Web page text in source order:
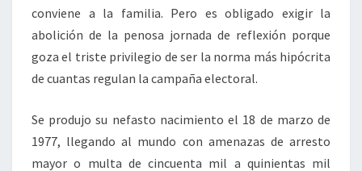
conviene a la familia. Pero es obligado exigir la
abolición de la penosa jornada de reflexión porque
goza el triste privilegio de ser la norma más hipócrita
de cuantas regulan la campaña electoral.
Se produjo su nefasto nacimiento el 18 de marzo de
1977, llegando al mundo con amenazas de arresto
mayor o multa de cincuenta mil a quinientas mil